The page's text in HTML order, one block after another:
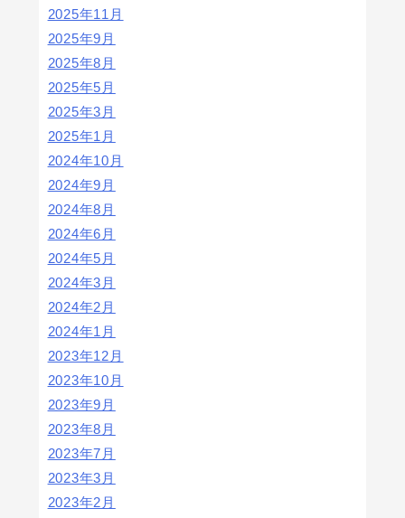
2025年11月
2025年9月
2025年8月
2025年5月
2025年3月
2025年1月
2024年10月
2024年9月
2024年8月
2024年6月
2024年5月
2024年3月
2024年2月
2024年1月
2023年12月
2023年10月
2023年9月
2023年8月
2023年7月
2023年3月
2023年2月